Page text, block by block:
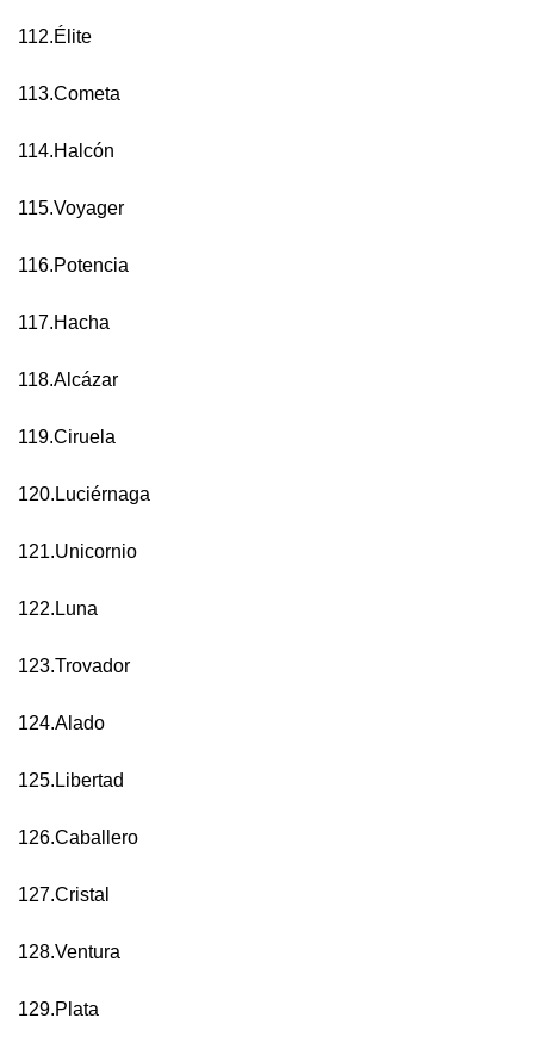
112.Élite
113.Cometa
114.Halcón
115.Voyager
116.Potencia
117.Hacha
118.Alcázar
119.Ciruela
120.Luciérnaga
121.Unicornio
122.Luna
123.Trovador
124.Alado
125.Libertad
126.Caballero
127.Cristal
128.Ventura
129.Plata